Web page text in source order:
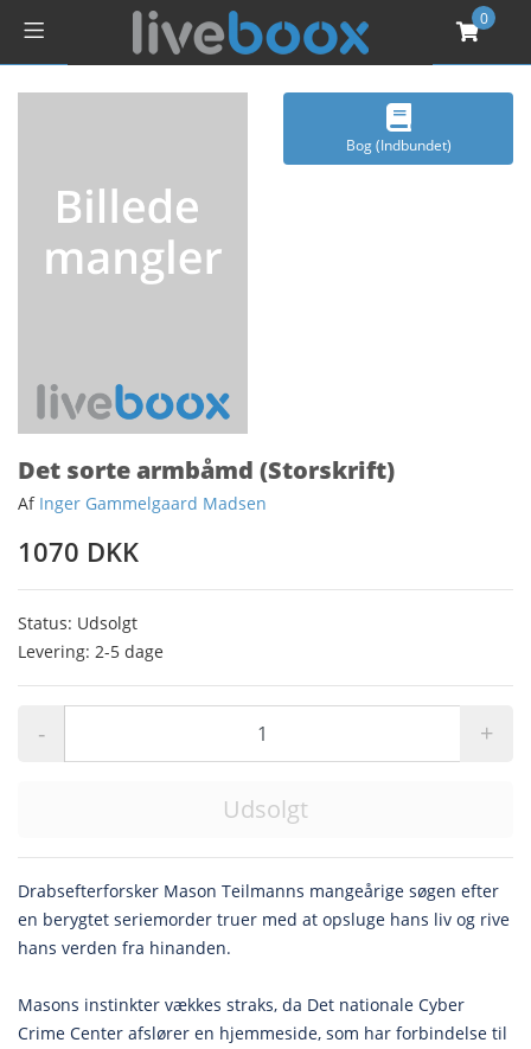
0
Bog (Indbundet)
Det sorte armbåmd (Storskrift)
Af Inger Gammelgaard Madsen
1070 DKK
Status: Udsolgt
Levering: 2-5 dage
- +
Udsolgt
Drabsefterforsker Mason Teilmanns mangeårige søgen efter
en berygtet seriemorder truer med at opsluge hans liv og rive
hans verden fra hinanden.
Masons instinkter vækkes straks, da Det nationale Cyber
Crime Center afslører en hjemmeside, som har forbindelse til